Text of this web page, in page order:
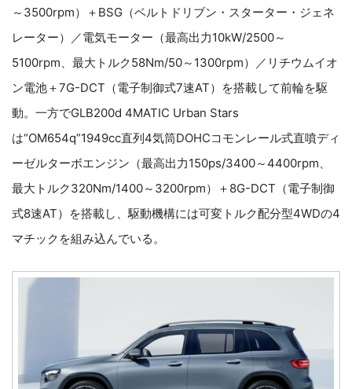
～3500rpm）＋BSG（ベルトドリブン・スターター・ジェネ
レーター）／電気モーター（最高出力10kW/2500～
5100rpm、最大トルク58Nm/50～1300rpm）／リチウムイオ
ン電池＋7G-DCT（電子制御式7速AT）を搭載して前輪を駆
動。一方でGLB200d 4MATIC Urban Stars
は“OM654q”1949cc直列4気筒DOHCコモンレール式直噴ディ
ーゼルターボエンジン（最高出力150ps/3400～4400rpm、
最大トルク320Nm/1400～3200rpm）＋8G-DCT（電子制御
式8速AT）を搭載し、駆動機構には可変トルク配分型4WDの4
マチックを組み込んでいる。